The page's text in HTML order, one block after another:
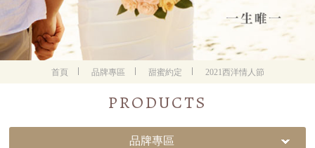
首頁 品牌專區 甜蜜約定 2021西洋情人節
PRODUCTS
品牌專區